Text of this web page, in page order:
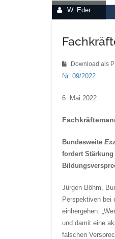
W. Eder
Download als
Nr. 09/2022
6. Mai 2022
Bundesweite
fordert
Jürgen Böhm,
Perspektiven bei
einhergehen:
und damit eine
falschen